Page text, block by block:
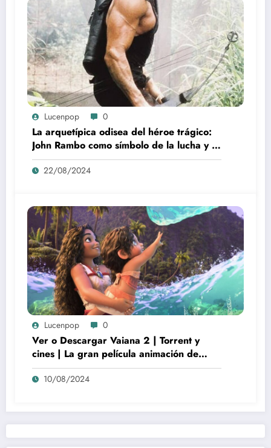
Lucenpop 0
La arquetípica odisea del héroe trágico:
John Rambo como símbolo de la lucha y la
alienación en la modernidad
22/08/2024
Lucenpop 0
Ver o Descargar Vaiana 2 | Torrent y
cines | La gran película animación de
culto Disney | *****
10/08/2024